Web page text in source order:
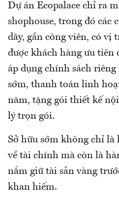
Dự án Ecopalace chỉ ra
shophouse, trong đó các
dãy, gần công viên, có vị
được khách hàng ưu tiên
áp dụng chính sách
sớm, thanh toán linh
năm, tặng gói thiết kế
lý trọn gói.
Sở hữu sớm không chỉ
về tài chính mà còn là
nắm giữ tài sản vàng
khan hiếm.